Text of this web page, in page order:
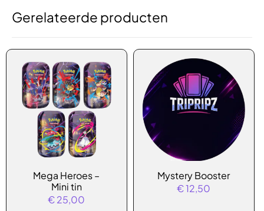
Gerelateerde producten
Mega Heroes –
Mini tin
€25,00
Mystery Booster
€12,50